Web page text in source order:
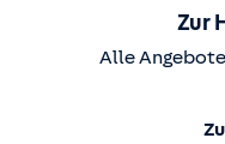
Zur
Alle